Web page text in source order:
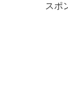
スポ